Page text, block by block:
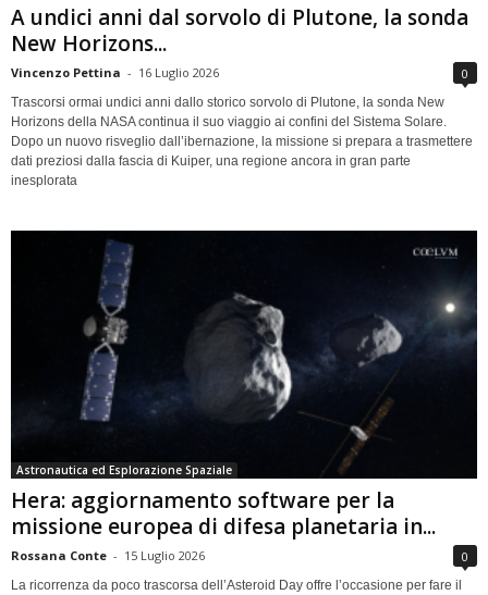
A undici anni dal sorvolo di Plutone, la sonda
New Horizons...
Vincenzo Pettina - 16 Luglio 2026 0
Trascorsi ormai undici anni dallo storico sorvolo di Plutone, la sonda New
Horizons della NASA continua il suo viaggio ai confini del Sistema Solare.
Dopo un nuovo risveglio dall’ibernazione, la missione si prepara a trasmettere
dati preziosi dalla fascia di Kuiper, una regione ancora in gran parte
inesplorata
Astronautica ed Esplorazione Spaziale
Hera: aggiornamento software per la
missione europea di difesa planetaria in...
Rossana Conte - 15 Luglio 2026 0
La ricorrenza da poco trascorsa dell’Asteroid Day offre l’occasione per fare il